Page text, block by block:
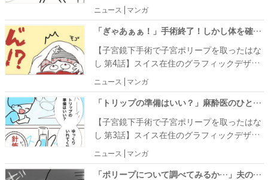
見て問題なければ即日退院となるのです
が……。
ナー・AKITOさんが作画を手がけた本作は、
志保（シホ）という女性が子宮ポリープの切
除手術を受けた際の体験を描いたものです。
産後健診でたまたま子宮内膜ポリープが見つ
かり、子宮鏡下手術を受けた志保さん。手術
開始から1時間後の12時半ごろに目が覚め
て……。
ニュース | マンガ
「ぎゃあぁぁ！」手術終了！しかし体を確認すると…驚きの光景が！ #ポリープ取りました 4
【子宮鏡下手術で子宮ポリープを取ったはな
し 第4話】スイス在住のグラフィックデザイ
ナー・AKITOさんが作画を手がけた本作は、
志保（シホ）という女性が子宮ポリープの切
除手術を受けた際の体験を描いたものです。
産後健診でたまたま子宮内膜ポリープが見つ
かった志保さんは、子宮鏡下手術を受けるこ
とに。麻酔医の「では麻酔を入れていきます
ね〜」の声でいよいよ手術が始まり……。
ニュース | マンガ
「トリップの準備はいい？」麻酔医のひと言でドキドキの手術がスタート！ #ポリープ取りました 3
【子宮鏡下手術で子宮ポリープを取ったはな
し 第3話】スイス在住のグラフィックデザイ
ナー・AKITOさんが作画を手がけた本作は、
志保（シホ）という女性が子宮ポリープの切
除手術を受けた際の体験を描いたものです。
ニュース | マンガ
「ポリープについて調べてみるか…」夫の言葉だけでは安心できなくて！？ #ポリープ取りました 2